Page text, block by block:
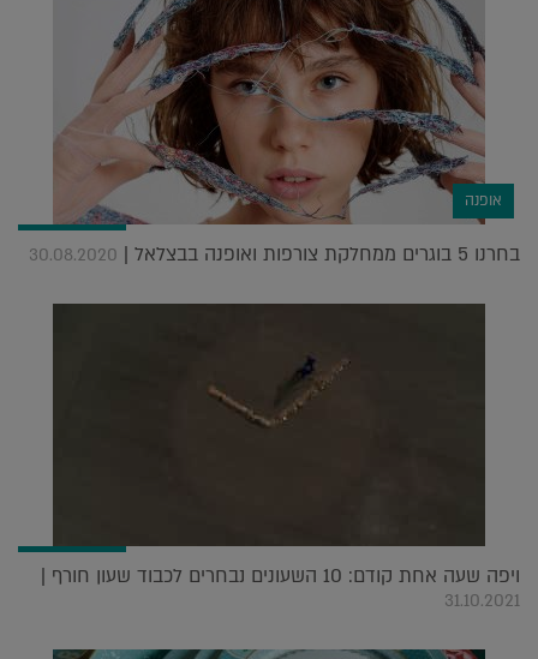
אופנה
בחרנו 5 בוגרים ממחלקת צורפות ואופנה בבצלאל | 30.08.2020
ויפה שעה אחת קודם: 10 השעונים נבחרים לכבוד שעון חורף |
31.10.2021